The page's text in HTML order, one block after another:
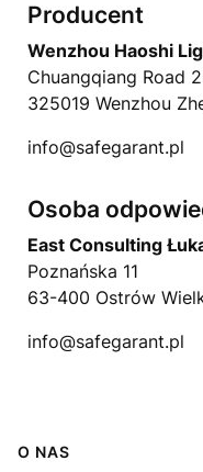
Producent
Wenzhou Haoshi
Chuangqiang Road
325019 Wenzhou
info@safegarant.pl
Osoba
East Consulting
Poznańska 11
63-400 Ostrów
info@safegarant.pl
Linki w stopce
O NAS